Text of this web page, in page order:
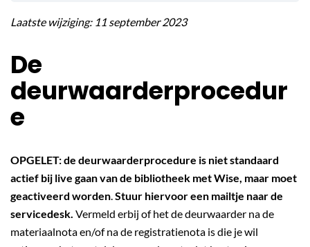
Laatste wijziging: 11 september 2023
De
deurwaarderprocedur
e
OPGELET: de deurwaarderprocedure is niet standaard
actief bij live gaan van de bibliotheek met Wise, maar moet
geactiveerd worden.Stuur hiervoor een mailtje naar de
servicedesk. Vermeld erbij of het de deurwaarder na de
materiaalnota en/of na de registratienota is die je wil